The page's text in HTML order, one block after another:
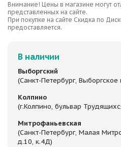
Внимание! Цены в магазине могут
представленных на сайте.
При покупке на сайте Скидка по
предоставляется.
В наличии
Выборгский
(Санкт-Петербург,
Колпино
(г.Колпино, бульвар
Митрофаньевская
(Санкт-Петербург, Малая
д.10, к.4Д)